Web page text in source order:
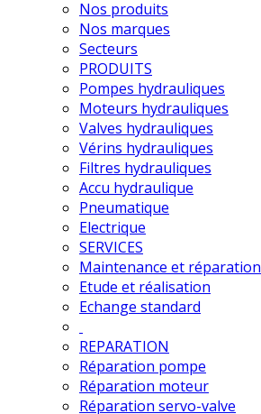
Nos produits
Nos marques
Secteurs
PRODUITS
Pompes hydrauliques
Moteurs hydrauliques
Valves hydrauliques
Vérins hydrauliques
Filtres hydrauliques
Accu hydraulique
Pneumatique
Electrique
SERVICES
Maintenance et réparation
Etude et réalisation
Echange standard
REPARATION
Réparation pompe
Réparation moteur
Réparation servo-valve